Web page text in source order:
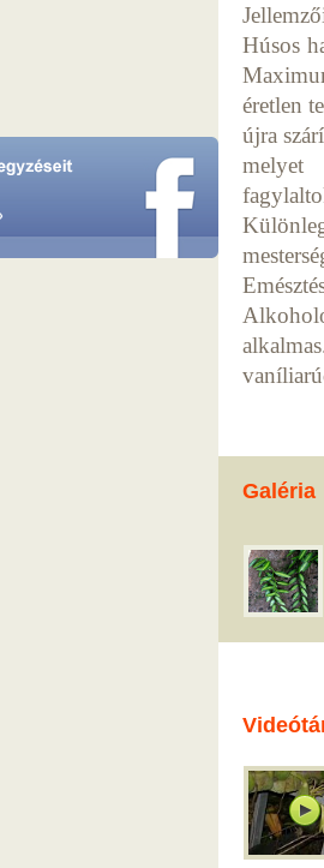
Húsos
éretlen
újra
melyet
Galéria